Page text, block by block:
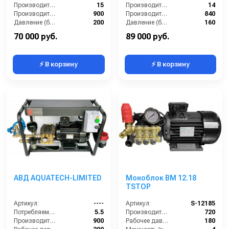
Производительность (л/мин):
15
Производительность (л/ч):
900
Давление (бар):
200
Напряжение (В):
70 000 руб.
⚡ В корзину
Производительность (л/мин):
14
Производительность (л/ч):
840
Давление (бар):
160
Напряжение (В):
89 000 руб.
⚡ В корзину
АВД AQUATECH-LIMITED
Артикул:
----
Потребляемая мощность (кВт):
5.5
Производительность (л/ч):
900
Моноблок BM 12.18
TSTOP
Артикул:
S-12185
Производительность (л/ч):
720
Рабочее давление (бар):
180